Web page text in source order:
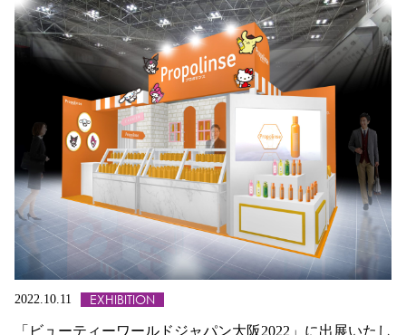
2022.10.11 EXHIBITION
「ビューティーワールドジャパン大阪2022」に出展いたし